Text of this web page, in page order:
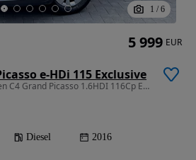
1 / 6
e-HDi 115 Exclusive
1560 cm3 • 116 CP • Citroen C4 Grand Picasso 1.6HDI 116Cp Euro6B 7 LOCURI
Diesel 2016
5 999 EUR